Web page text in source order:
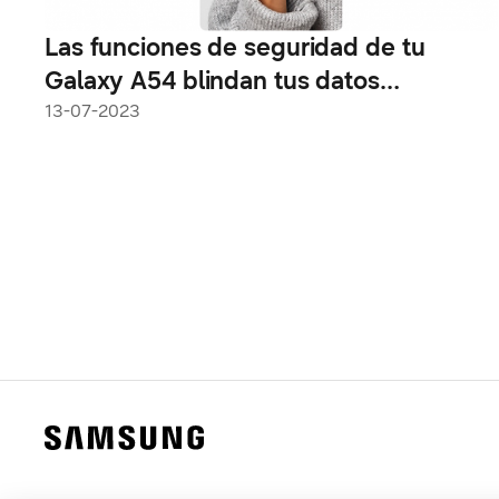
Las funciones de seguridad de tu
Galaxy A54 blindan tus datos
confidenciales y archivos valiosos
13-07-2023